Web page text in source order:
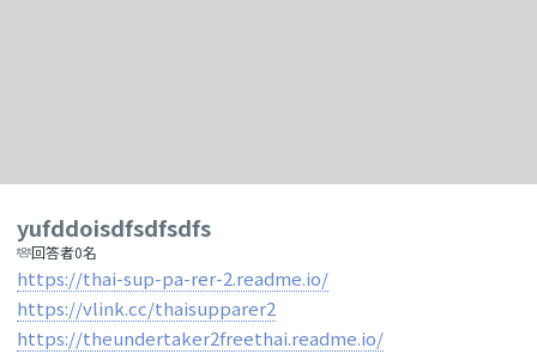
yufddoisdfsdfsdfs
回答者0名
https://thai-sup-pa-rer-2.readme.io/
https://vlink.cc/thaisupparer2
https://theundertaker2freethai.readme.io/